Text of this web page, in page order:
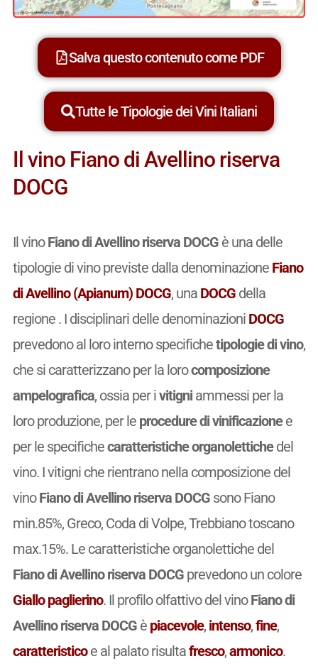
Salva questo contenuto come PDF
Tutte le Tipologie dei Vini Italiani
Il vino Fiano di Avellino riserva
DOCG
Il vinoFiano di Avellino riserva DOCGè una delle
tipologie di vino previste dalla denominazione Fiano
di Avellino (Apianum) DOCG, una DOCGdella
regione . I disciplinari delle denominazioni DOCG
prevedono al loro interno specifichetipologie di vino,
che si caratterizzano per la lorocomposizione
ampelografica, ossia per ivitigniammessi per la
loro produzione, per le procedure di vinificazionee
per le specifichecaratteristiche organolettichedel
vino. I vitigni che rientrano nella composizione del
vinoFiano di Avellino riserva DOCGsono Fiano
min.85%, Greco, Coda di Volpe, Trebbiano toscano
max.15%. Le caratteristiche organolettiche del
Fiano di Avellino riserva DOCGprevedono un colore
Giallo paglierino. Il profilo olfattivo del vinoFiano di
Avellino riserva DOCGè piacevole, intenso,fine,
caratteristicoe al palato risultafresco,armonico.